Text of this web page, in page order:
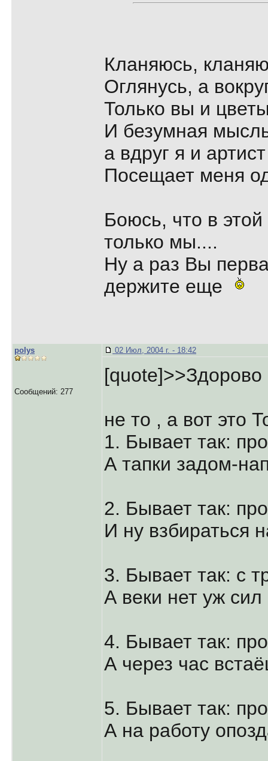
Кланяюсь,
Оглянусь, а
Только вы и
И безумная
а вдруг я и артист
Посещает меня
Боюсь, что в
только мы....
Ну а раз Вы
держите еще
polys
Сообщений: 277
02 Июл, 2004 г. - 18:42
[quote]>>Здорово
не то , а вот это
1. Бывает так:
А тапки задом-
2. Бывает так:
И ну взбираться
3. Бывает так: с
А веки нет уж сил
4. Бывает так:
А через час
5. Бывает так:
А на работу